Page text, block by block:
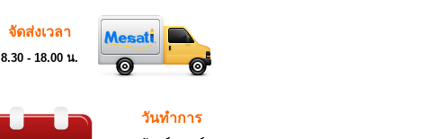
จัดส่งเวลา
8.30 - 18.00 น.
วันทำการ